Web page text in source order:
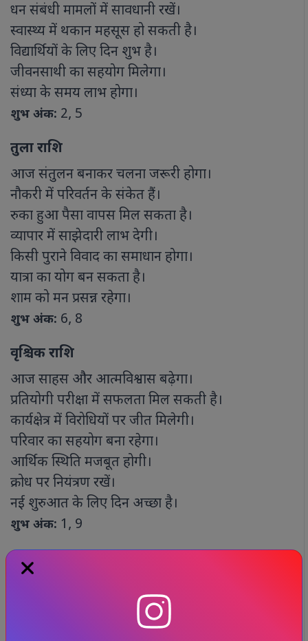
धन संबंधी मामलों में सावधानी रखें।
स्वास्थ्य में थकान महसूस हो सकती है।
विद्यार्थियों के लिए दिन शुभ है।
जीवनसाथी का सहयोग मिलेगा।
संध्या के समय लाभ होगा।
शुभ अंक: 2, 5
तुला राशि
आज संतुलन बनाकर चलना जरूरी होगा।
नौकरी में परिवर्तन के संकेत हैं।
रुका हुआ पैसा वापस मिल सकता है।
व्यापार में साझेदारी लाभ देगी।
किसी पुराने विवाद का समाधान होगा।
यात्रा का योग बन सकता है।
शाम को मन प्रसन्न रहेगा।
शुभ अंक: 6, 8
वृश्चिक राशि
आज साहस और आत्मविश्वास बढ़ेगा।
प्रतियोगी परीक्षा में सफलता मिल सकती है।
कार्यक्षेत्र में विरोधियों पर जीत मिलेगी।
परिवार का सहयोग बना रहेगा।
आर्थिक स्थिति मजबूत होगी।
क्रोध पर नियंत्रण रखें।
नई शुरुआत के लिए दिन अच्छा है।
शुभ अंक: 1, 9
धनु राशि